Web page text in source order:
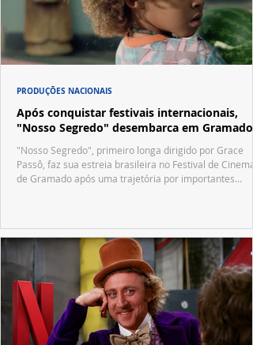
Após conquistar festivais internacionais,
"Nosso Segredo" desembarca em Gramado
"Nosso Segredo", primeiro longa dirigido por Grace
Passô, faz sua estreia brasileira no Festival de Cinema
de Gramado após uma trajetória por importantes
PRODUÇÕES NACIONAIS